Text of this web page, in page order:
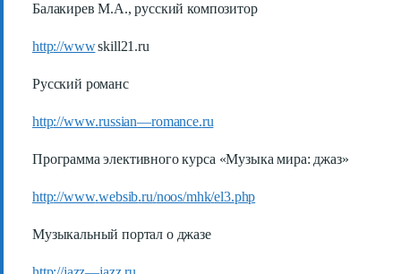
Балакирев М.А., русский композитор
http://wwwskill21.ru
Русский романс
http://www.russian—romance.ru
Программа элективного курса «Музыка мира: джаз»
http://www.websib.ru/noos/mhk/el3.php
Музыкальный портал о джазе